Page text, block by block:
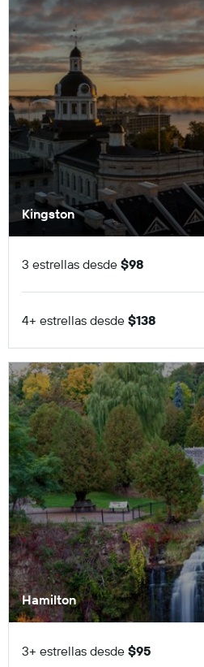
Kingston
3 estrellas desde $98
4+ estrellas desde $138
Hamilton
3+ estrellas desde $95